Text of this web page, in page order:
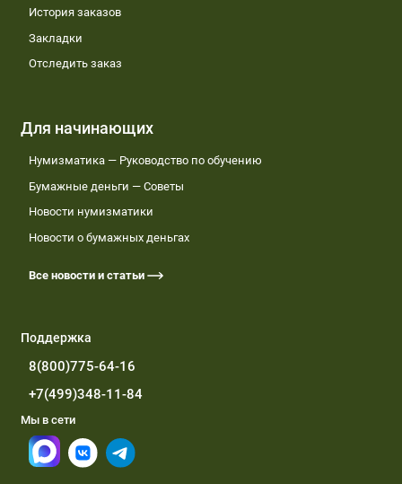
История заказов
Закладки
Отследить заказ
Для начинающих
Нумизматика — Руководство по обучению
Бумажные деньги — Советы
Новости нумизматики
Новости о бумажных деньгах
Все новости и статьи
Поддержка
8(800)775-64-16
+7(499)348-11-84
Мы в сети